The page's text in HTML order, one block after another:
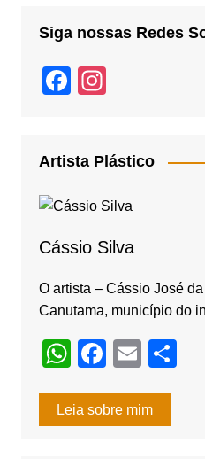
Siga nossas Redes
F
e
b
o
k
gr
a
Artista Plástico
Cássio Silva
O artista – Cássio José
Canutama, município do
W
at
F
c
E
ail
Leia sobre mim